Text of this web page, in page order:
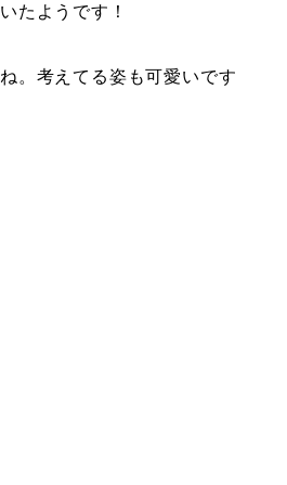
たようです！
。考えてる姿も可愛いです